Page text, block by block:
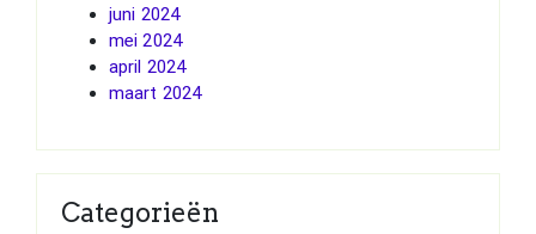
juni 2024
mei 2024
april 2024
maart 2024
Categorieën